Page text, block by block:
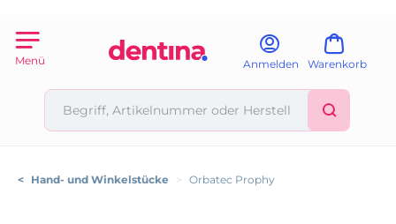
Menü Anmelden Warenkorb
< Hand- und Winkelstücke > Orbatec Prophy